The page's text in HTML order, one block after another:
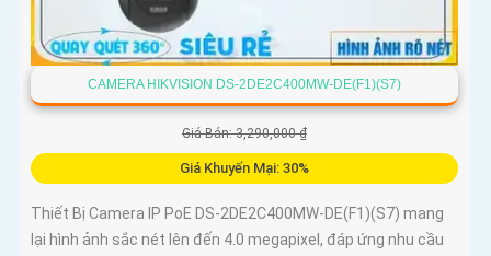
CAMERA HIKVISION DS-2DE2C400MW-DE(F1)(S7)
Giá Bán: 3,290,000 ₫
Giá Khuyến Mại: 30%
Thiết Bị Camera IP PoE DS-2DE2C400MW-DE(F1)(S7) mang
lại hình ảnh sắc nét lên đến 4.0 megapixel, đáp ứng nhu cầu